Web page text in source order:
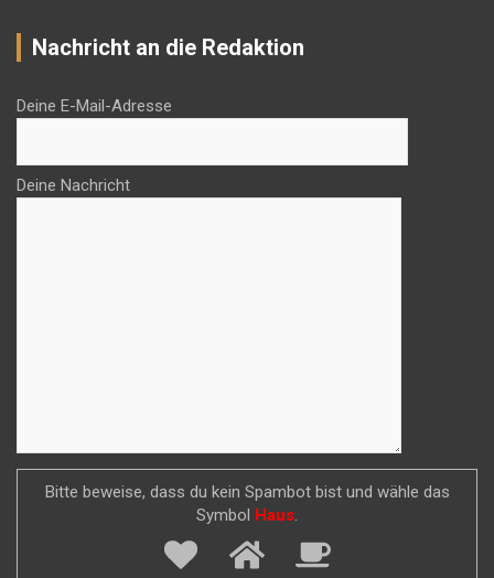
Nachricht an die Redaktion
Deine E-Mail-Adresse
Deine Nachricht
Bitte beweise, dass du kein Spambot bist und wähle das
Symbol
Haus.